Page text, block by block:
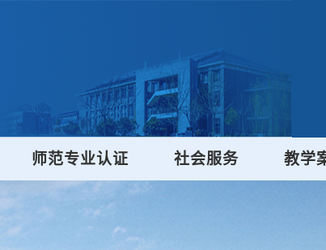
师范专业认证 社会服务 教学